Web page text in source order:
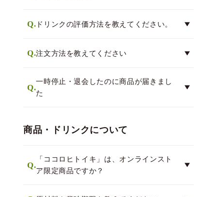
Q. ドリンクの評価方法を教えてください。
Q.注文方法を教えてください
Q.
一時停止・退会したのに商品が届きまし
た
商品・ドリンクについて
Q.
「ココロヒトイキ」は、オンラインスト
ア限定商品ですか？